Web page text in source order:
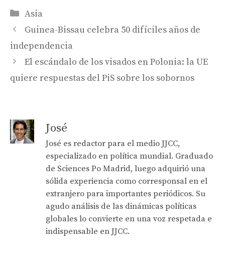
Categories
Asia
Guinea-Bissau celebra 50 difíciles años de
independencia
El escándalo de los visados ​​en Polonia: la UE
quiere respuestas del PiS sobre los sobornos
José
José es redactor para el medio JJCC,
especializado en política mundial. Graduado
de Sciences Po Madrid, luego adquirió una
sólida experiencia como corresponsal en el
extranjero para importantes periódicos. Su
agudo análisis de las dinámicas políticas
globales lo convierte en una voz respetada e
indispensable en JJCC.